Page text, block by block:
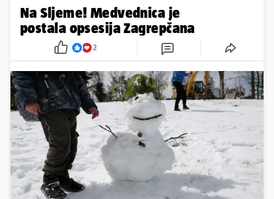
Na Sljeme! Medvednica je
postala opsesija Zagrepčana
2